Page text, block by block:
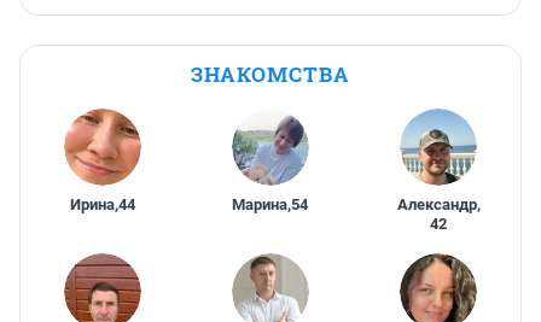
ЗНАКОМСТВА
Ирина,44 Марина,54 Александр,
42